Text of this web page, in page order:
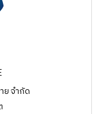
ย จำกัด